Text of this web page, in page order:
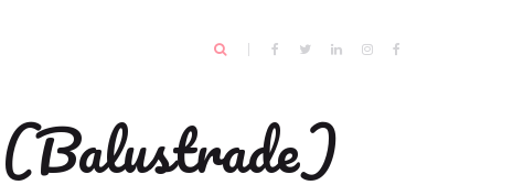
(Balustrade)